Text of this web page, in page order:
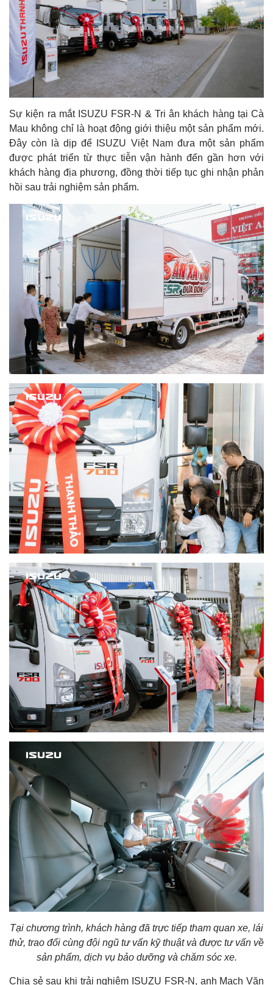
Sự kiện ra mắt ISUZU FSR-N & Tri ân khách hàng tại Cà
Mau không chỉ là hoạt động giới thiệu một sản phẩm mới.
Đây còn là dịp để ISUZU Việt Nam đưa một sản phẩm
được phát triển từ thực tiễn vận hành đến gần hơn với
khách hàng địa phương, đồng thời tiếp tục ghi nhận phản
hồi sau trải nghiệm sản phẩm.
Tại chương trình, khách hàng đã trực tiếp tham quan xe, lái
thử, trao đổi cùng đội ngũ tư vấn kỹ thuật và được tư vấn về
sản phẩm, dịch vụ bảo dưỡng và chăm sóc xe.
Chia sẻ sau khi trải nghiệm ISUZU FSR-N, anh Mạch Văn